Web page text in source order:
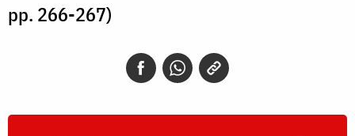
pp. 266-267)